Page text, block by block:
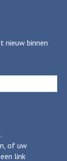
nieuw binnen
of uw
link